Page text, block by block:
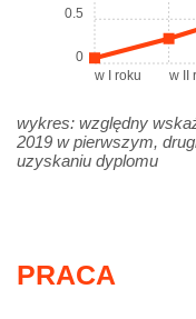
w I roku w II
0
0.5
wykres: względny
2019 w pierwszym,
uzyskaniu dyplomu
PRACA